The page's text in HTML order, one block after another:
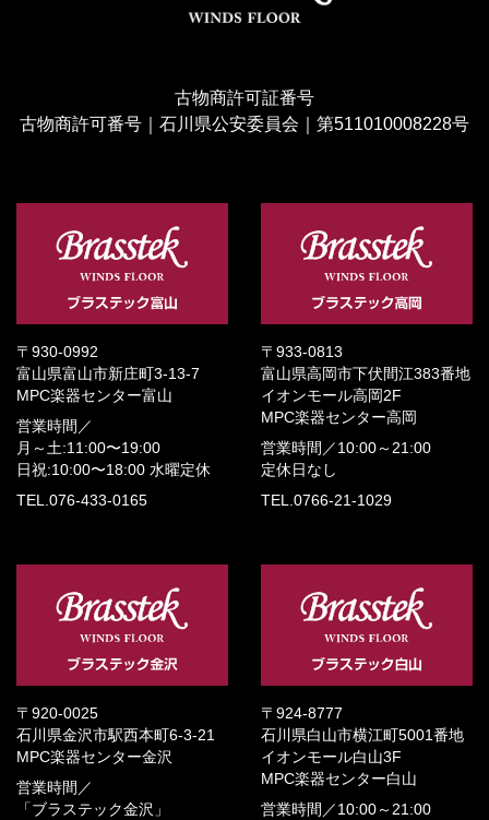
古物商許可証番号
古物商許可番号｜石川県公安委員会｜第511010008228号
〒930-0992
富山県富山市新庄町3-13-7
MPC楽器センター富山
営業時間／
月～土:11:00〜19:00
日祝:10:00〜18:00 水曜定休
TEL.076-433-0165
〒933-0813
富山県高岡市下伏間江383番地
イオンモール高岡2F
MPC楽器センター高岡
営業時間／ 10:00～21:00
定休日なし
TEL.0766-21-1029
〒920-0025
石川県金沢市駅西本町6-3-21
MPC楽器センター金沢
営業時間／
「ブラステック金沢」
〒924-8777
石川県白山市横江町5001番地
イオンモール白山3F
MPC楽器センター白山
営業時間／ 10:00～21:00